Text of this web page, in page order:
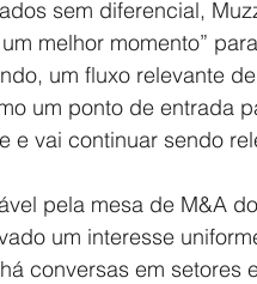
sem diferencial,
melhor momento”
um fluxo relevante
um ponto de entrada
e vai continuar sendo
pela mesa de M&A
um interesse
conversas em setores